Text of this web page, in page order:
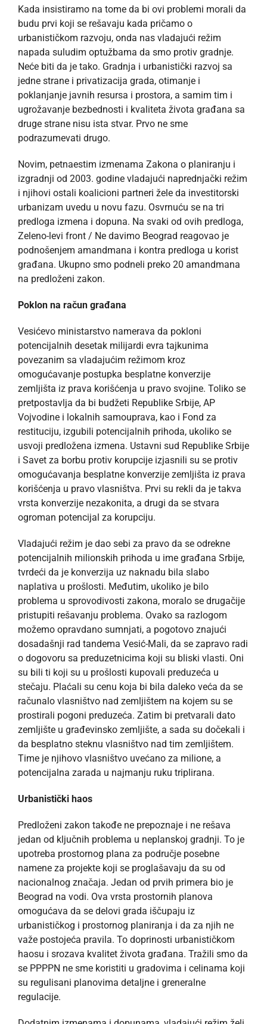
Kada insistiramo na tome da bi ovi problemi morali da
budu prvi koji se rešavaju kada pričamo o
urbanističkom razvoju, onda nas vladajući režim
napada suludim optužbama da smo protiv gradnje.
Neće biti da je tako. Gradnja i urbanistički razvoj sa
jedne strane i privatizacija grada, otimanje i
poklanjanje javnih resursa i prostora, a samim tim i
ugrožavanje bezbednosti i kvaliteta života građana sa
druge strane nisu ista stvar. Prvo ne sme
podrazumevati drugo.
Novim, petnaestim izmenama Zakona o planiranju i
izgradnji od 2003. godine vladajući naprednjački režim
i njihovi ostali koalicioni partneri žele da investitorski
urbanizam uvedu u novu fazu. Osvrnuću se na tri
predloga izmena i dopuna. Na svaki od ovih predloga,
Zeleno-levi front / Ne davimo Beograd reagovao je
podnošenjem amandmana i kontra predloga u korist
građana. Ukupno smo podneli preko 20 amandmana
na predloženi zakon.
Poklon na račun građana
Vesićevo ministarstvo namerava da pokloni
potencijalnih desetak milijardi evra tajkunima
povezanim sa vladajućim režimom kroz
omogućavanje postupka besplatne konverzije
zemljišta iz prava korišćenja u pravo svojine. Toliko se
pretpostavlja da bi budžeti Republike Srbije, AP
Vojvodine i lokalnih samouprava, kao i Fond za
restituciju, izgubili potencijalnih prihoda, ukoliko se
usvoji predložena izmena. Ustavni sud Republike Srbije
i Savet za borbu protiv korupcije izjasnili su se protiv
omogućavanja besplatne konverzije zemljišta iz prava
korišćenja u pravo vlasništva. Prvi su rekli da je takva
vrsta konverzije nezakonita, a drugi da se stvara
ogroman potencijal za korupciju.
Vladajući režim je dao sebi za pravo da se odrekne
potencijalnih milionskih prihoda u ime građana Srbije,
tvrdeći da je konverzija uz naknadu bila slabo
naplativa u prošlosti. Međutim, ukoliko je bilo
problema u sprovodivosti zakona, moralo se drugačije
pristupiti rešavanju problema. Ovako sa razlogom
možemo opravdano sumnjati, a pogotovo znajući
dosadašnji rad tandema Vesić-Mali, da se zapravo radi
o dogovoru sa preduzetnicima koji su bliski vlasti. Oni
su bili ti koji su u prošlosti kupovali preduzeća u
stečaju. Plaćali su cenu koja bi bila daleko veća da se
računalo vlasništvo nad zemljištem na kojem su se
prostirali pogoni preduzeća. Zatim bi pretvarali dato
zemljište u građevinsko zemljište, a sada su dočekali i
da besplatno steknu vlasništvo nad tim zemljištem.
Time je njihovo vlasništvo uvećano za milione, a
potencijalna zarada u najmanju ruku triplirana.
Urbanistički haos
Predloženi zakon takođe ne prepoznaje i ne rešava
jedan od ključnih problema u neplanskoj gradnji. To je
upotreba prostornog plana za područje posebne
namene za projekte koji se proglašavaju da su od
nacionalnog značaja. Jedan od prvih primera bio je
Beograd na vodi. Ova vrsta prostornih planova
omogućava da se delovi grada iščupaju iz
urbanističkog i prostornog planiranja i da za njih ne
važe postojeća pravila. To doprinosti urbanističkom
haosu i srozava kvalitet života građana. Tražili smo da
se PPPPN ne sme koristiti u gradovima i celinama koji
su regulisani planovima detaljne i greneralne
regulacije.